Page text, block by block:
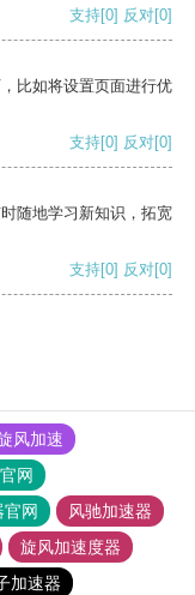
支持[0] 反对[0]
比如将设置页面进行优
支持[0] 反对[0]
随地学习新知识，拓宽
支持[0] 反对[0]
风加速
网
官网
风驰加速器
旋风加速度器
加速器